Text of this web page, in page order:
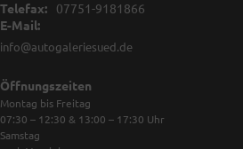
Telefax:
07751-9181866
E-Mail:
info@autogaleriesued.de
Öffnungszeiten
Montag bis Freitag
07:30 – 12:30 & 13:00 – 17:30 Uhr
Samstag